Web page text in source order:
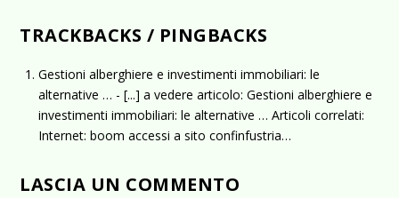
TRACKBACKS / PINGBACKS
Gestioni alberghiere e investimenti immobiliari: le
alternative … - [...] a vedere articolo: Gestioni alberghiere e
investimenti immobiliari: le alternative … Articoli correlati:
Internet: boom accessi a sito confinfustria…
LASCIA UN COMMENTO